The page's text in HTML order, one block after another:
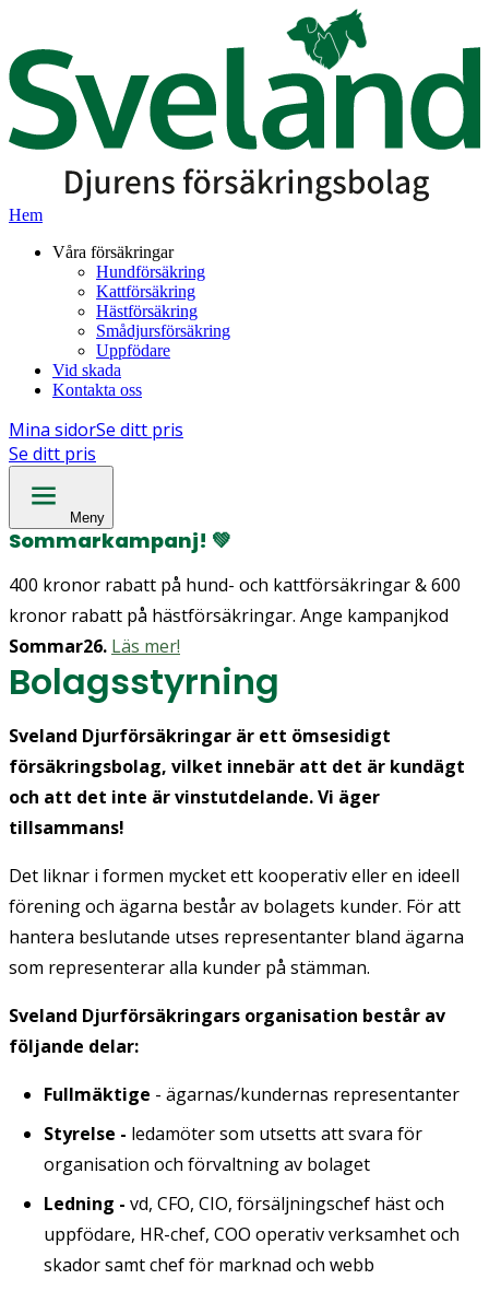
Hem
Våra försäkringar
Hundförsäkring
Kattförsäkring
Hästförsäkring
Smådjursförsäkring
Uppfödare
Vid skada
Kontakta oss
Mina sidorSe ditt pris
Se ditt pris
Meny
Sommarkampanj! 💚
400 kronor rabatt på hund- och kattförsäkringar & 600
kronor rabatt på hästförsäkringar. Ange kampanjkod
Sommar26. Läs mer!
Bolagsstyrning
Sveland Djurförsäkringar är ett ömsesidigt
försäkringsbolag, vilket innebär att det är kundägt
och att det inte är vinstutdelande. Vi äger
tillsammans!
Det liknar i formen mycket ett kooperativ eller en ideell
förening och ägarna består av bolagets kunder. För att
hantera beslutande utses representanter bland ägarna
som representerar alla kunder på stämman.
Sveland Djurförsäkringars organisation består av
följande delar:
Fullmäktige - ägarnas/kundernas representanter
Styrelse - ledamöter som utsetts att svara för
organisation och förvaltning av bolaget
Ledning - vd, CFO, CIO, försäljningschef häst och
uppfödare, HR-chef, COO operativ verksamhet och
skador samt chef för marknad och webb